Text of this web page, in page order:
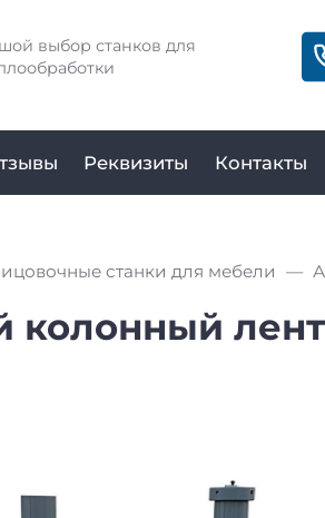
выбор станков для
Реквизиты Контакты
cтанки для мебели
колонный